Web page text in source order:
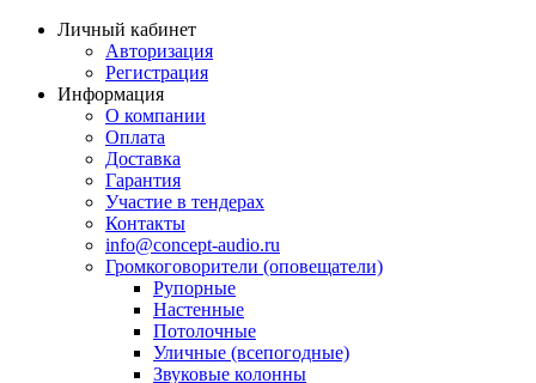
Личный кабинет
Авторизация
Регистрация
Информация
О компании
Оплата
Доставка
Гарантия
Участие в тендерах
Контакты
info@concept-audio.ru
Громкоговорители (оповещатели)
Рупорные
Настенные
Потолочные
Уличные (всепогодные)
Звуковые колонны